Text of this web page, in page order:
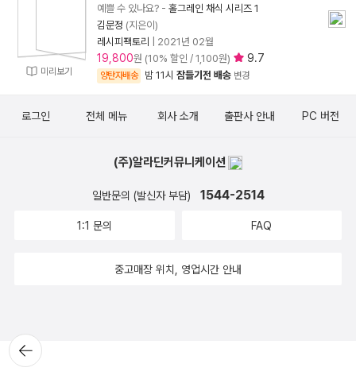
미리보기
예쁠 수 있나요? - 홀그레인 채식 시리즈 1
김문정 (지은이)
레시피팩토리
2021년 02월
19,800원 (10% 할인 / 1,100원) 9.7
양탄자배송 밤 11시 잠들기전 배송 변경
뒤로가
기
로그인 전체 메뉴 회사 소개 출판사 안내 PC 버전
(주)알라딘커뮤니케이션
일반문의 (발신자 부담) 1544-2514
1:1 문의 FAQ
중고매장 위치, 영업시간 안내